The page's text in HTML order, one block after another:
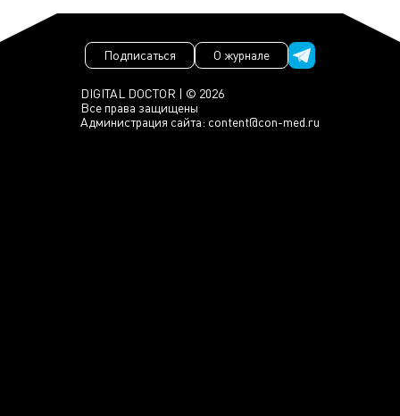
DIGITAL DOCTOR | © 2026
Все права защищены
Администрация сайта: content@con-med.ru
Подписаться О журнале